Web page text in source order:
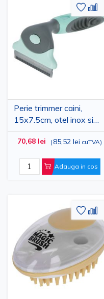
Perie trimmer caini,
15x7.5cm, otel inox si
silicon, gri/verde
70,68 lei (85,52 lei cuTVA)
Adauga in cos
la
Lista
la
Lista
de